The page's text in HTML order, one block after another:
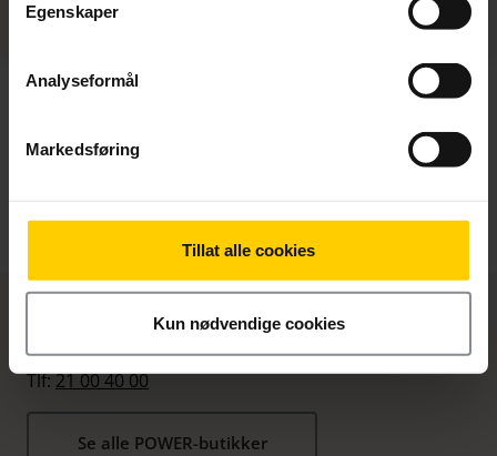
Egenskaper
Analyseformål
Markedsføring
Tillat alle cookies
Kun nødvendige cookies
Kundeservice Privat:
Tlf:21 00 40 00
Se alle POWER-butikker